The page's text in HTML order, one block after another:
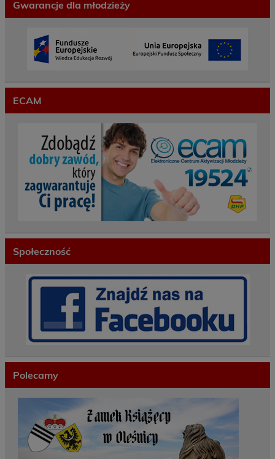
Gwarancje dla młodzieży
ECAM
Społeczność
Polecamy